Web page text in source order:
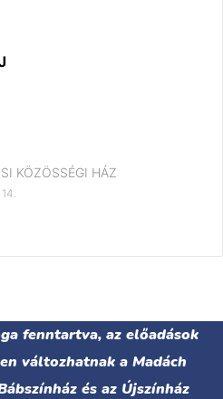
KÖZÖSSÉGI HÁZ
fenntartva, az előadások
változhatnak a Madách
és az Újszínház